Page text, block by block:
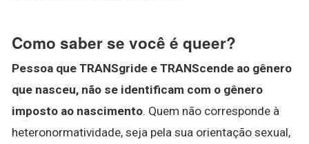
Como saber se você é queer?
Pessoa que TRANSgride e TRANScende ao gênero
que nasceu, não se identificam com o gênero
imposto ao nascimento. Quem não corresponde à
heteronormatividade, seja pela sua orientação sexual,